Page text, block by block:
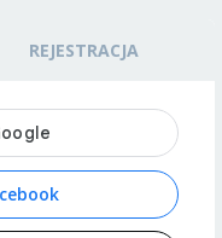
REJESTRACJA